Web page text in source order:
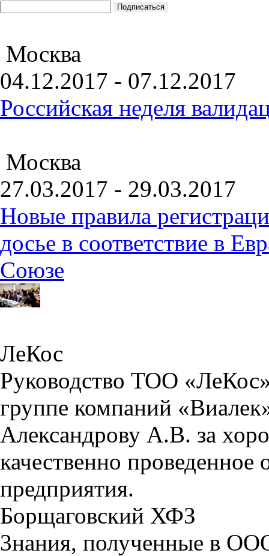
Москва
04.12.2017 - 07.12.2017
Российская неделя
Москва
27.03.2017 - 29.03.2017
Новые правила
досье в соответствие в
Союзе
ЛеКос
Руководство ТОО
группе компаний
Александрову А.В. за
качественно проведенное
предприятия.
Борщаговский ХФЗ
3нания, полученные в